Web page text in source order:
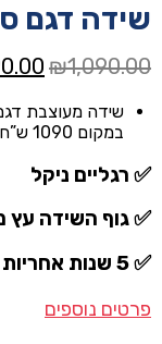
שידה דגם
₪1,090.00
היה:
במקום 1090 ש”ח רק 690 ש”ח
✅ רגליים ניקל
✅ גוף השידה עץ
✅ 5 שנות אחריות
פרטים נוספים